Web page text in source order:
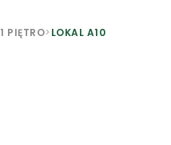
1 PIĘTRO> LOKAL A10